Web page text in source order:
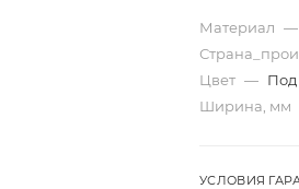
Материал —
Цвет — Под
Ширина, мм
УСЛОВИЯ